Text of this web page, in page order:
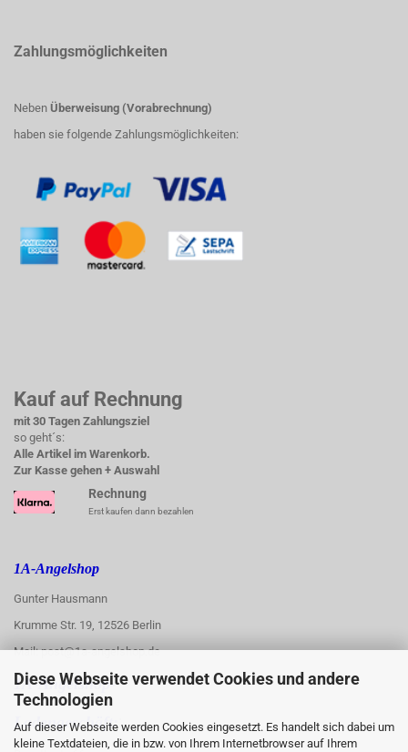
Diese Webseite verwendet Cookies und andere
Technologien
Auf dieser Webseite werden Cookies eingesetzt. Es handelt sich dabei um
kleine Textdateien, die in bzw. von Ihrem Internetbrowser auf Ihrem
Zahlungsmöglichkeiten
Neben Überweisung (Vorabrechnung)
haben sie folgende Zahlungsmöglichkeiten:
Kauf auf Rechnung
mit 30 Tagen Zahlungsziel
so geht´s:
Alle Artikel im Warenkorb.
Zur Kasse gehen + Auswahl
Rechnung
Erst kaufen dann bezahlen
1A-Angelshop
Gunter Hausmann
Krumme Str. 19, 12526 Berlin
Mail: post@1a-angelshop.de
1A-Angelshop-
Ladengeschäft::